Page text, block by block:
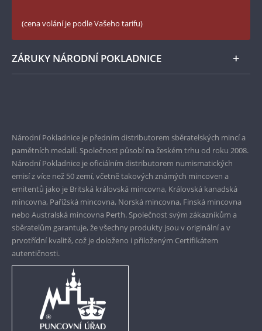
Zásady používání souborů cookie
(cena volání je podle Vašeho tarifu)
ZÁRUKY NÁRODNÍ POKLADNICE
Garance nejvyšší kvality
Pouze originální produkty
Národní Pokladnice je předním distributorem sběratelských mincí a
pamětních medailí. Společnost působí na českém trhu od roku 2008.
Národní Pokladnice je oficiálním distributorem numismatických
emisí z více než 50 zemí, včetně takových známých mincoven a
emitentů jako je Britská královská mincovna, Královská kanadská
mincovna, Pařížská mincovna, Norská mincovna, Finská mincovna
nebo Australská mincovna Perth. Společnost svým zákazníkům a
sběratelům garantuje, že všechny produkty jsou v originální a v
prvotřídní kvalitě, což je doloženo i přiloženým Certifikátem
autentičnosti.